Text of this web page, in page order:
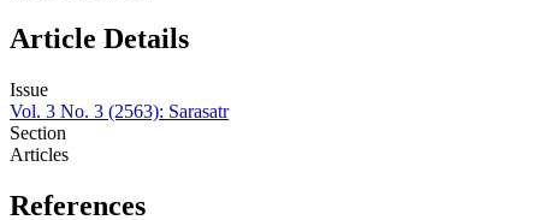
Article Details
Issue
Vol. 3 No. 3 (2563): Sarasatr
Section
Articles
References